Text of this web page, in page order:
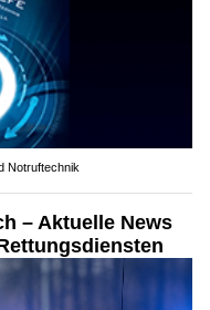
Notruftechnik
– Aktuelle News